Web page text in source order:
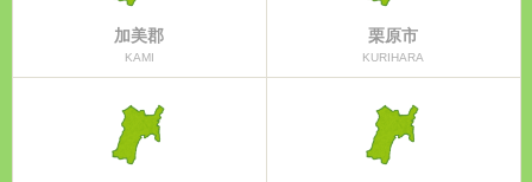
加美郡
KAMI
栗原市
KURIHARA